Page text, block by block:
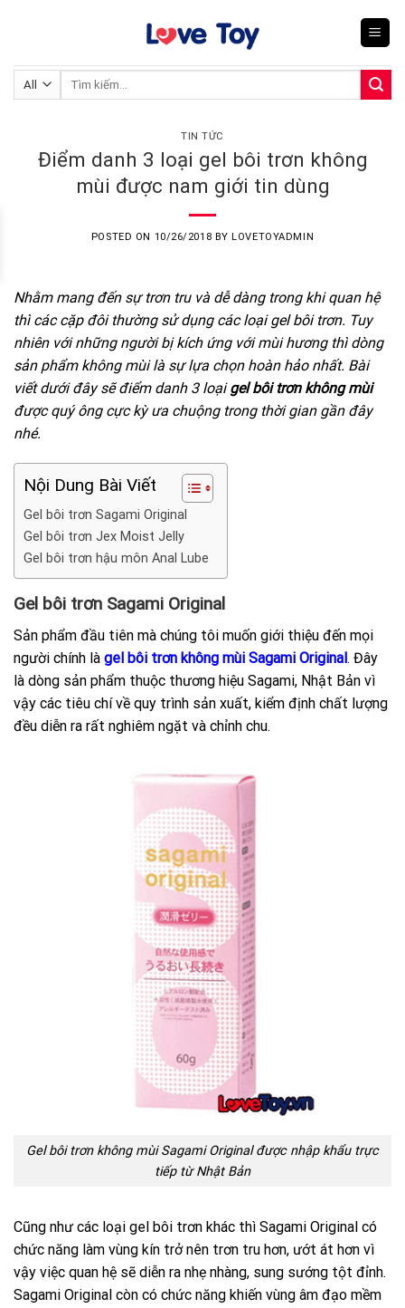
Tìm
TIN TỨC
Điểm danh 3 loại gel bôi trơn không
mùi được nam giới tin dùng
POSTED ON 10/26/2018 BYLOVETOYADMIN
Nhằm mang đến sự trơn tru và dễ dàng trong khi quan hệ
thì các cặp đôi thường sử dụng các loại gel bôi trơn. Tuy
nhiên với những người bị kích ứng với mùi hương thì dòng
sản phẩm không mùi là sự lựa chọn hoàn hảo nhất. Bài
viết dưới đây sẽ điểm danh 3 loạigel bôi trơn không mùi
được quý ông cực kỳ ưa chuộng trong thời gian gần đây
nhé.
Nội Dung Bài Viết
Gel bôi trơn Sagami Original
Gel bôi trơn Jex Moist Jelly
Gel bôi trơn hậu môn Anal Lube
Gel bôi trơn Sagami Original
Sản phẩm đầu tiên mà chúng tôi muốn giới thiệu đến mọi
người chính là gel bôi trơn không mùi Sagami Original. Đây
là dòng sản phẩm thuộc thương hiệu Sagami, Nhật Bản vì
vậy các tiêu chí về quy trình sản xuất, kiểm định chất lượng
đều diễn ra rất nghiêm ngặt và chỉnh chu.
Gel bôi trơn không mùi Sagami Original được nhập khẩu trực
tiếp từ Nhật Bản
Cũng như các loại gel bôi trơn khác thì Sagami Original có
chức năng làm vùng kín trở nên trơn tru hơn, ướt át hơn vì
vậy việc quan hệ sẽ diễn ra nhẹ nhàng, sung sướng tột đỉnh.
Sagami Original còn có chức năng khiến vùng âm đạo mềm